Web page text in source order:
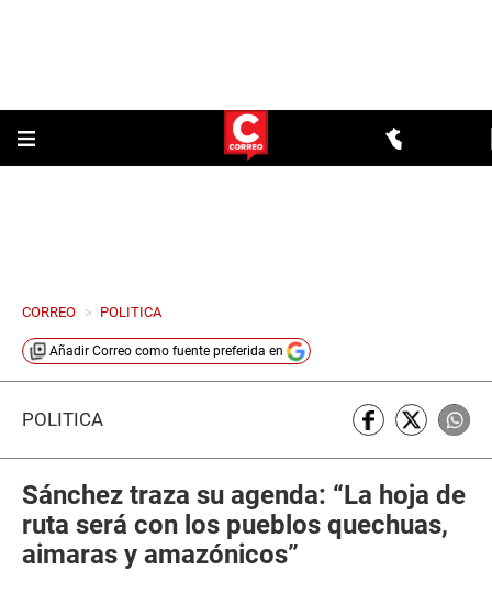
CORREO > POLITICA
Añadir Correo como fuente preferida en
POLÍTICA
Sánchez traza su agenda: “La hoja de
ruta será con los pueblos quechuas,
aimaras y amazónicos”